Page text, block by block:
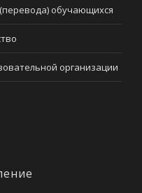
обучающихся
организации